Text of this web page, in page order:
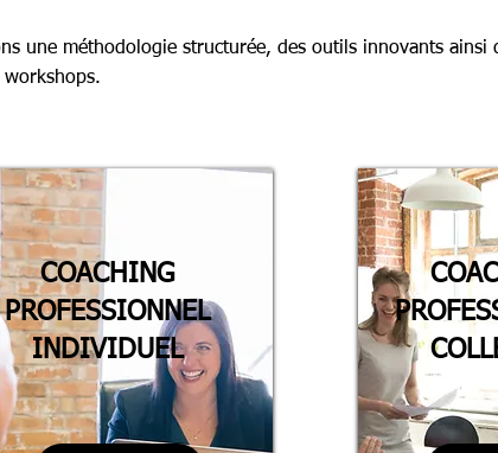
une méthodologie structurée, des outils innovants
COACHING
PROFESSIONNEL
INDIVIDUEL